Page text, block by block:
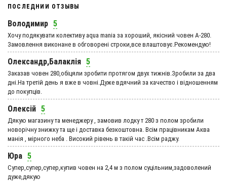
ПОСЛЕДНИИ ОТЗЫВЫ
Володимир 5
Хочу подякувати колективу aqua mania за хороший, якісний човен А-280.
Замовлення виконане в обговорені строки,все влаштовує.Рекомендую!
Олександр,Балаклія 5
Заказав човен 280,обіцяли зробити протягом двух тижнів.Зробили за два
дні.На третій день я вже в човні.Дуже вдячний за качество і відношенням
до покупців.
Олексій 5
Дякую магазину та менеджеру , замовив лодку т 280 з полом зробили
новорічну знижку та ще і доставка безкоштовна. Всім працівникам Аква
манія , мірного неба . Високий рівень в такій час .Всім раджу.
Юра 5
Супер,супер,супер,купив човен на 2,4 м з полом суцільним,задоволений
дуже,дякую